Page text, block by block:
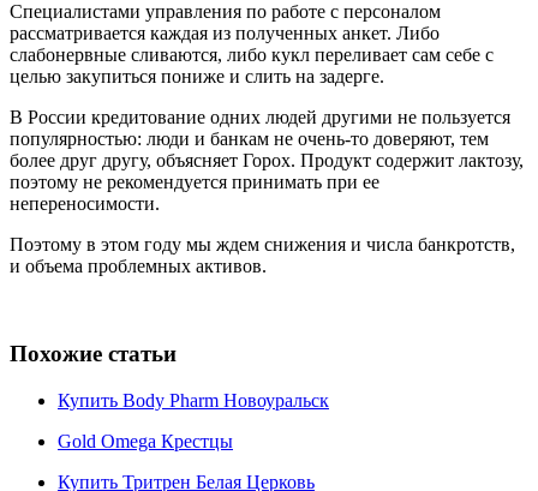
Специалистами управления по работе с персоналом
рассматривается каждая из полученных анкет. Либо
слабонервные сливаются, либо кукл переливает сам себе с
целью закупиться пониже и слить на задерге.
В России кредитование одних людей другими не пользуется
популярностью: люди и банкам не очень-то доверяют, тем
более друг другу, объясняет Горох. Продукт содержит лактозу,
поэтому не рекомендуется принимать при ее
непереносимости.
Поэтому в этом году мы ждем снижения и числа банкротств,
и объема проблемных активов.
Похожие статьи
Купить Body Pharm Новоуральск
Gold Omega Крестцы
Купить Тритрен Белая Церковь